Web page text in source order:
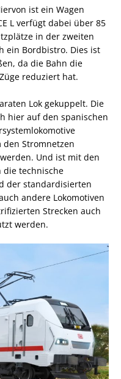
ist ein Wagen
L verfügt dabei über 85
in der zweiten
ein Bordbistro. Dies ist
da die Bahn die
reduziert hat.
Lok gekuppelt. Die
hier auf den spanischen
den Stromnetzen
Und ist mit den
die technische
der standardisierten
andere Lokomotiven
Strecken auch
werden.